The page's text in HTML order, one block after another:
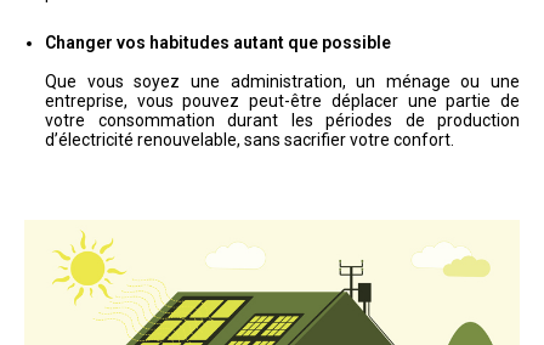
Changer vos habitudes autant que possible
Que vous soyez une administration, un ménage ou une
entreprise, vous pouvez peut-être déplacer une partie de
votre consommation durant les périodes de production
d’électricité renouvelable, sans sacrifier votre confort.